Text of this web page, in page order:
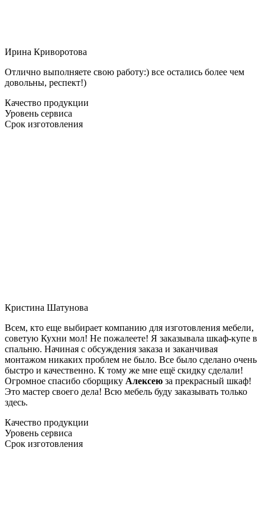
Ирина Криворотова
Отлично выполняете свою работу:) все остались более чем
довольны, респект!)
Качество продукции
Уровень сервиса
Срок изготовления
Кристина Шатунова
Всем, кто еще выбирает компанию для изготовления мебели,
советую Кухни мол! Не пожалеете! Я заказывала шкаф-купе в
спальню. Начиная с обсуждения заказа и заканчивая
монтажом никаких проблем не было. Все было сделано очень
быстро и качественно. К тому же мне ещё скидку сделали!
Огромное спасибо сборщику Алексею за прекрасный шкаф!
Это мастер своего дела! Всю мебель буду заказывать только
здесь.
Качество продукции
Уровень сервиса
Срок изготовления